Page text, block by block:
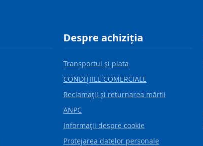
Despre achiziția
Transportul şi plata
CONDIŢIILE COMERCIALE
Reclamaţii şi returnarea mărfii
ANPC
Informaţii despre cookie
Protejarea datelor personale